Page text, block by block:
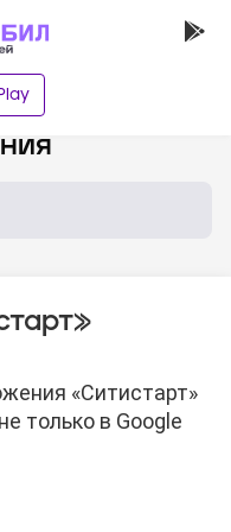
«Ситистарт»
не только в Google